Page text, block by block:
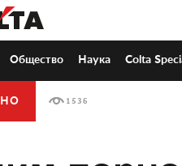
Общество Наука Colta
1536